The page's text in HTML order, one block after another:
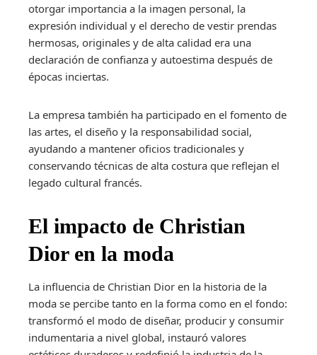
otorgar importancia a la imagen personal, la
expresión individual y el derecho de vestir prendas
hermosas, originales y de alta calidad era una
declaración de confianza y autoestima después de
épocas inciertas.
La empresa también ha participado en el fomento de
las artes, el diseño y la responsabilidad social,
ayudando a mantener oficios tradicionales y
conservando técnicas de alta costura que reflejan el
legado cultural francés.
El impacto de Christian
Dior en la moda
La influencia de Christian Dior en la historia de la
moda se percibe tanto en la forma como en el fondo:
transformó el modo de diseñar, producir y consumir
indumentaria a nivel global, instauró valores